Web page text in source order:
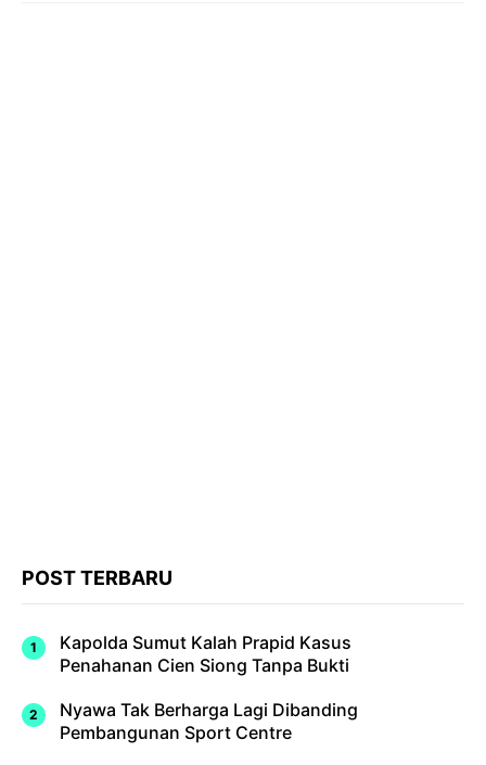
POST TERBARU
Kapolda Sumut Kalah Prapid Kasus
Penahanan Cien Siong Tanpa Bukti
Nyawa Tak Berharga Lagi Dibanding
Pembangunan Sport Centre